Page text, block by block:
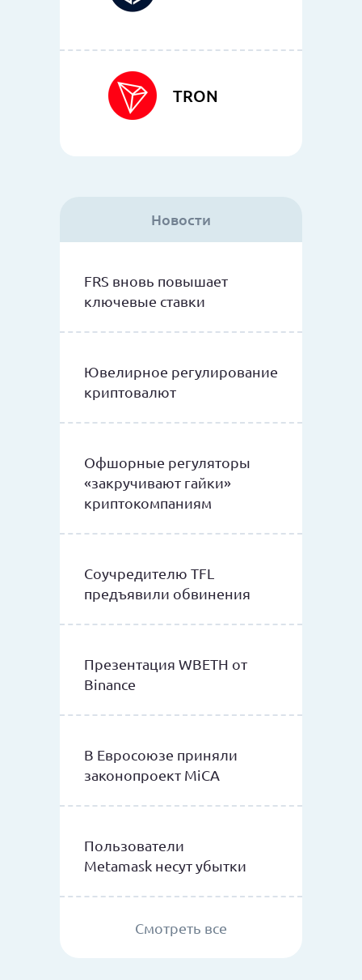
TRON
Новости
FRS вновь повышает
ключевые ставки
Ювелирное регулирование
криптовалют
Офшорные регуляторы
«закручивают гайки»
криптокомпаниям
Соучредителю TFL
предъявили обвинения
Презентация WBETH от
Binance
В Евросоюзе приняли
законопроект MiCA
Пользователи
Metamask несут убытки
Смотреть все